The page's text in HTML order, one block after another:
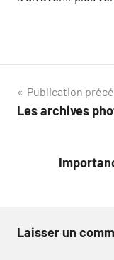
Navigation
de
Publication
Les archives
Laisser un